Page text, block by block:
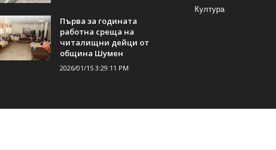
Първа за годината
работна среща на
читалищни дейци от
община Шумен
2026/01/15 3:29:11 PM
Култура